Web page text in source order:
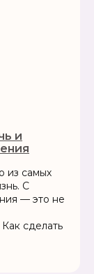
и
С
— это не
сделать